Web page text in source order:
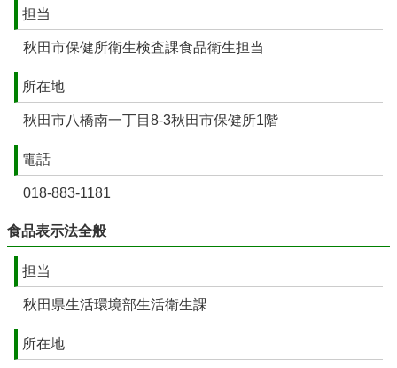
担当
秋田市保健所衛生検査課食品衛生担当
所在地
秋田市八橋南一丁目8-3秋田市保健所1階
電話
018-883-1181
食品表示法全般
担当
秋田県生活環境部生活衛生課
所在地